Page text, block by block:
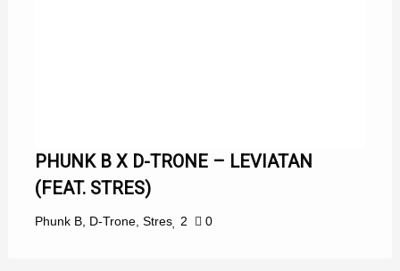
PHUNK B X D-TRONE – LEVIATAN
(FEAT. STRES)
Phunk B, D-Trone, Stres 2 0